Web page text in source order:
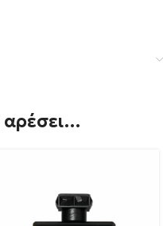
αρέσει…